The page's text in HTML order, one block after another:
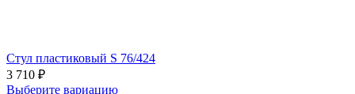
Стул пластиковый S 76/424
3 710 ₽
Выберите вариацию